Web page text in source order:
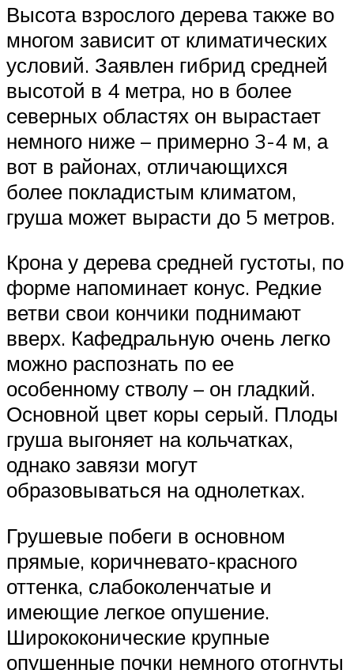
Высота взрослого дерева также во
многом зависит от климатических
условий. Заявлен гибрид средней
высотой в 4 метра, но в более
северных областях он вырастает
немного ниже – примерно 3-4 м, а
вот в районах, отличающихся
более покладистым климатом,
груша может вырасти до 5 метров.
Крона у дерева средней густоты, по
форме напоминает конус. Редкие
ветви свои кончики поднимают
вверх. Кафедральную очень легко
можно распознать по ее
особенному стволу – он гладкий.
Основной цвет коры серый. Плоды
груша выгоняет на кольчатках,
однако завязи могут
образовываться на однолетках.
Грушевые побеги в основном
прямые, коричневато-красного
оттенка, слабоколенчатые и
имеющие легкое опушение.
Ширококонические крупные
опушенные почки немного отогнуты